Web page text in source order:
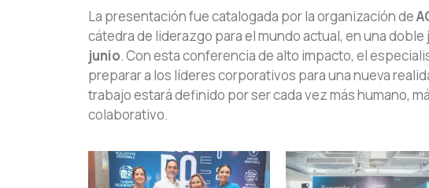
La presentación fue catalogada por la organización de
cátedra de liderazgo para el mundo actual, en una
junio. Con esta conferencia de alto impacto, el
preparar a los líderes corporativos para una nueva
trabajo estará definido por ser cada vez más humano,
colaborativo.